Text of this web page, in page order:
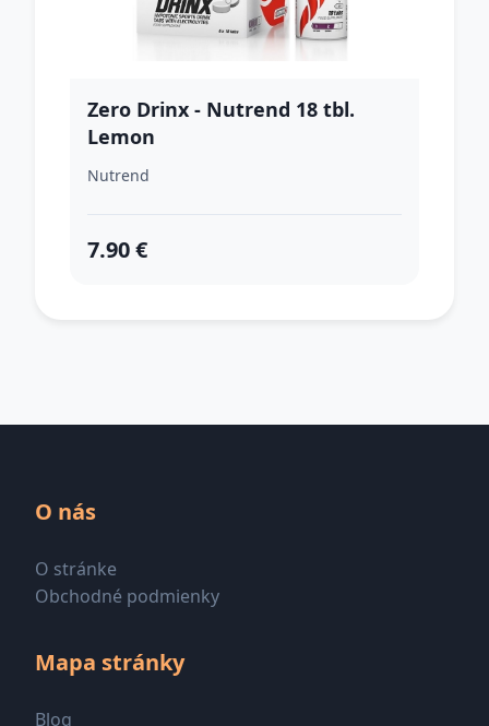
Zero Drinx - Nutrend 18 tbl.
Lemon
Nutrend
7.90 €
O nás
O stránke
Obchodné podmienky
Mapa stránky
Blog